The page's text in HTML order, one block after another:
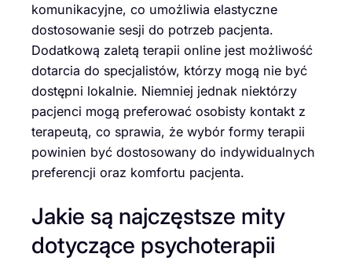
komunikacyjne, co umożliwia elastyczne
dostosowanie sesji do potrzeb pacjenta.
Dodatkową zaletą terapii online jest możliwość
dotarcia do specjalistów, którzy mogą nie być
dostępni lokalnie. Niemniej jednak niektórzy
pacjenci mogą preferować osobisty kontakt z
terapeutą, co sprawia, że wybór formy terapii
powinien być dostosowany do indywidualnych
preferencji oraz komfortu pacjenta.
Jakie są najczęstsze mity
dotyczące psychoterapii